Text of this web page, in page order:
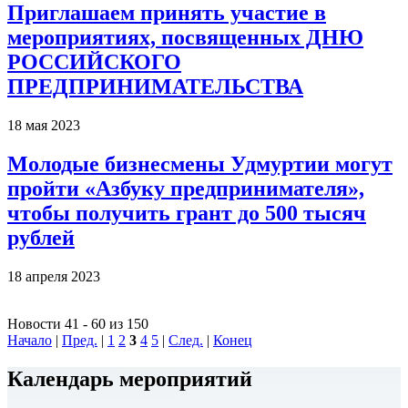
Приглашаем принять участие в
мероприятиях, посвященных ДНЮ
РОССИЙСКОГО
ПРЕДПРИНИМАТЕЛЬСТВА
18 мая 2023
Молодые бизнесмены Удмуртии могут
пройти «Азбуку предпринимателя»,
чтобы получить грант до 500 тысяч
рублей
18 апреля 2023
Новости 41 - 60 из 150
Начало | Пред. | 1 2 3 4 5 | След. | Конец
Календарь мероприятий